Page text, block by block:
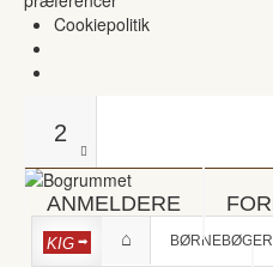
Cookiepolitik
2
ANMELDERE
KIG BØRNEBØGER